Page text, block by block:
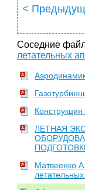
<
Соседние
летательных
ЛЕТНАЯ
Матвеенко